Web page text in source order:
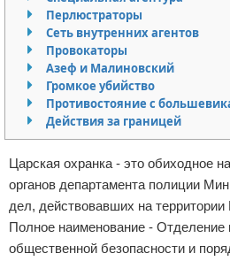
Для правообладателей
Условия предоставления
Отказ от ответственности
Перлюстраторы
Сеть внутренних агентов
Провокаторы
Азеф и Малиновский
Громкое убийство
Противостояние с
Действия за границей
Царская охранка - это обиходное
органов департамента полиции
дел, действовавших на территории
Полное наименование - Отделение
общественной безопасности и